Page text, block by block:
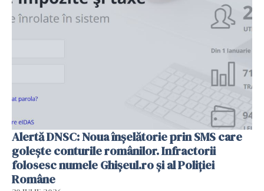
Alertă DNSC: Noua înșelătorie prin SMS care
golește conturile românilor. Infractorii
folosesc numele Ghișeul.ro și al Poliției
Române